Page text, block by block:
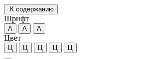
К содержанию
Шрифт
А А А
Цвет
Ц Ц Ц Ц Ц